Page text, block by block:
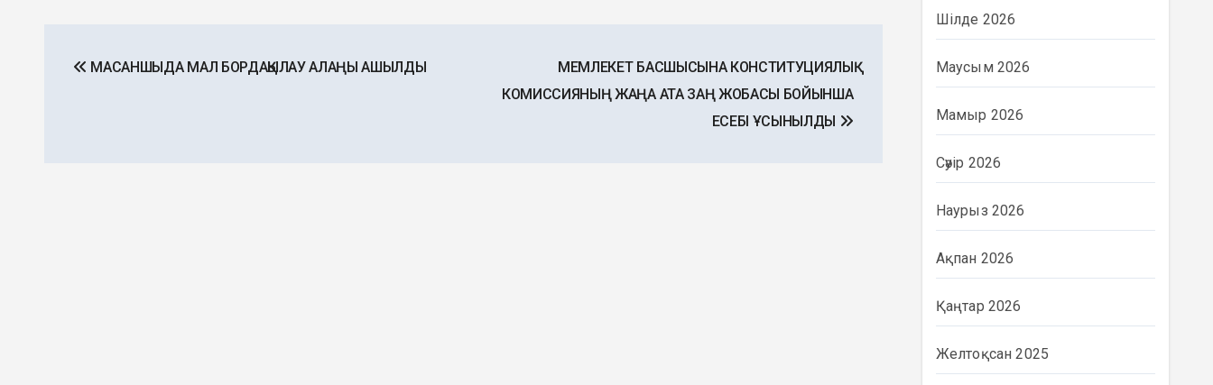
navigation
МАСАНШЫДА МАЛ БОРДАҚЫЛАУ АЛАҢЫ АШЫЛДЫ
МЕМЛЕКЕТ БАСШЫСЫНА КОНСТИТУЦИЯЛЫҚ
КОМИССИЯНЫҢ ЖАҢА АТА ЗАҢ ЖОБАСЫ БОЙЫНША
ЕСЕБІ ҰСЫНЫЛДЫ
Шілде 2026
Маусым 2026
Мамыр 2026
Сәуір 2026
Наурыз 2026
Ақпан 2026
Қаңтар 2026
Желтоқсан 2025